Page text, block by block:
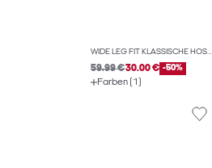
WIDE LEG FIT KLASSISCHE HOSEN
59.99 €30.00 € -50%
Farben (1)